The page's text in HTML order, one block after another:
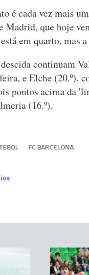
é cada vez mais
Madrid, que hoje
em quarto, mas
continuam
e Elche (20.º),
pontos acima da
(16.º).
FC BARCELONA